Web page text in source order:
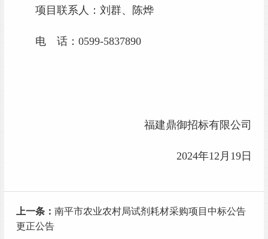
项目联系人：刘群、陈烨
电 话： 0599-5837890
福建鼎御招标有限公司
2024年12月19日
上一条： 南平市农业农村局试剂耗材采购项目中标公告
更正公告